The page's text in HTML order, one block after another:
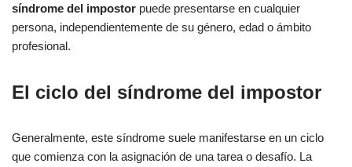
síndrome del impostor puede presentarse en cualquier
persona, independientemente de su género, edad o ámbito
profesional.
El ciclo del síndrome del impostor
Generalmente, este síndrome suele manifestarse en un ciclo
que comienza con la asignación de una tarea o desafío. La